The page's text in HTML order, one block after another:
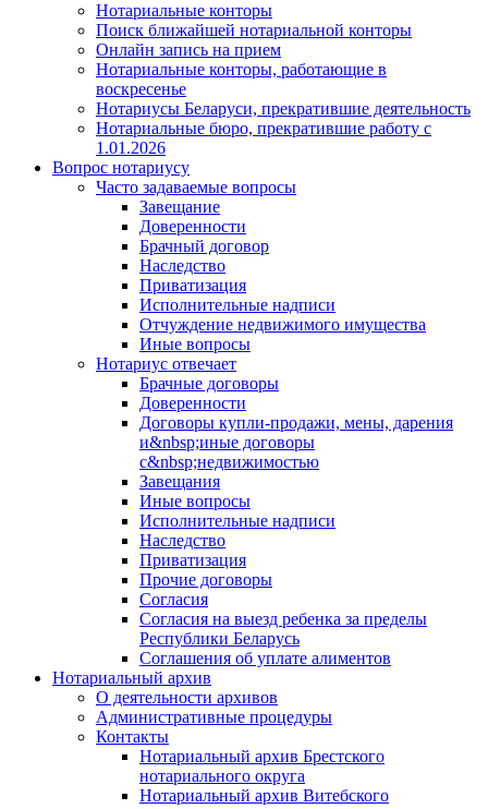
Нотариальные конторы
Поиск ближайшей нотариальной конторы
Онлайн запись на прием
Нотариальные конторы, работающие в
воскресенье
Нотариусы Беларуси, прекратившие деятельность
Нотариальные бюро, прекратившие работу с
1.01.2026
Вопрос нотариусу
Часто задаваемые вопросы
Завещание
Доверенности
Брачный договор
Наследство
Приватизация
Исполнительные надписи
Отчуждение недвижимого имущества
Иные вопросы
Нотариус отвечает
Брачные договоры
Доверенности
Договоры купли-продажи, мены, дарения
и&nbsp;иные договоры
с&nbsp;недвижимостью
Завещания
Иные вопросы
Исполнительные надписи
Наследство
Приватизация
Прочие договоры
Согласия
Согласия на выезд ребенка за пределы
Республики Беларусь
Соглашения об уплате алиментов
Нотариальный архив
О деятельности архивов
Административные процедуры
Контакты
Нотариальный архив Брестского
нотариального округа
Нотариальный архив Витебского